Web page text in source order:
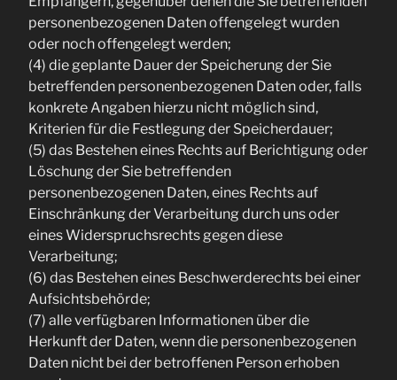
personenbezogenen Daten offengelegt wurden
oder noch offengelegt werden;
(4) die geplante Dauer der Speicherung der Sie
betreffenden personenbezogenen Daten oder, falls
konkrete Angaben hierzu nicht möglich sind,
Kriterien für die Festlegung der Speicherdauer;
(5) das Bestehen eines Rechts auf Berichtigung oder
Löschung der Sie betreffenden
personenbezogenen Daten, eines Rechts auf
Einschränkung der Verarbeitung durch uns oder
eines Widerspruchsrechts gegen diese
Verarbeitung;
(6) das Bestehen eines Beschwerderechts bei einer
Aufsichtsbehörde;
(7) alle verfügbaren Informationen über die
Herkunft der Daten, wenn die personenbezogenen
Daten nicht bei der betroffenen Person erhoben